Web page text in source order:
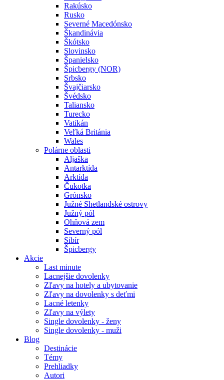
Rakúsko
Rusko
Severné Macedónsko
Škandinávia
Škótsko
Slovinsko
Španielsko
Špicbergy (NOR)
Srbsko
Švajčiarsko
Švédsko
Taliansko
Turecko
Vatikán
Veľká Británia
Wales
Polárne oblasti
Aljaška
Antarktída
Arktída
Čukotka
Grónsko
Južné Shetlandské ostrovy
Južný pól
Ohňová zem
Severný pól
Sibír
Špicbergy
Akcie
Last minute
Lacnejšie dovolenky
Zľavy na hotely a ubytovanie
Zľavy na dovolenky s deťmi
Lacné letenky
Zľavy na výlety
Single dovolenky - ženy
Single dovolenky - muži
Blog
Destinácie
Témy
Prehliadky
Autori